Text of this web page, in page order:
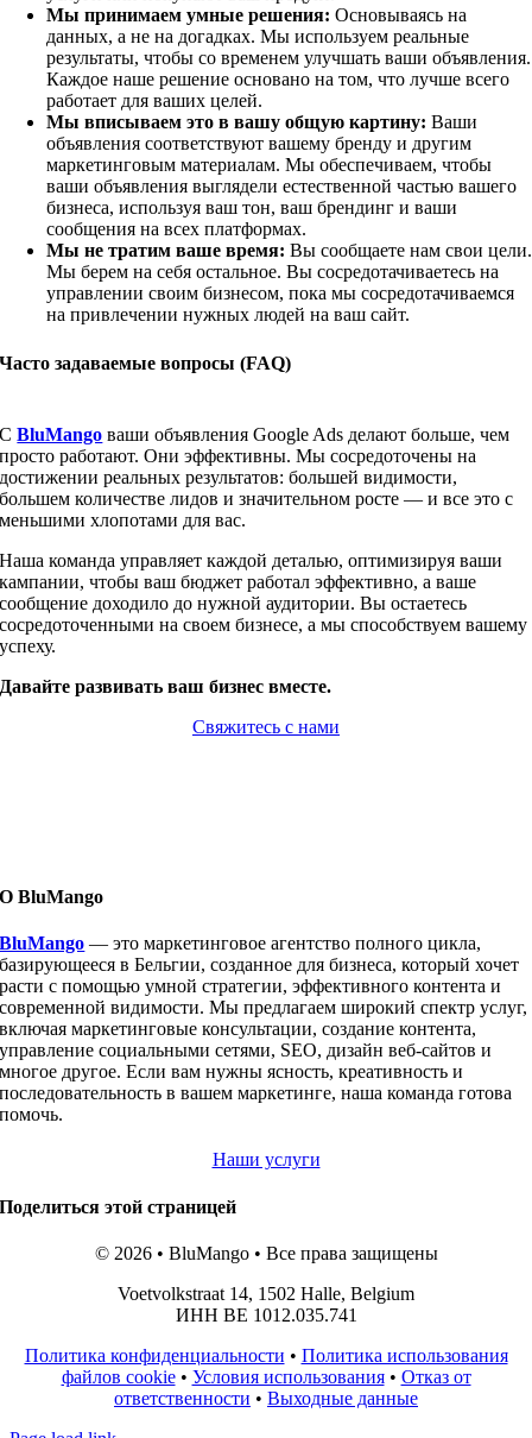
Мы принимаем умные решения: Основываясь на
данных, а не на догадках. Мы используем реальные
результаты, чтобы со временем улучшать ваши объявления.
Каждое наше решение основано на том, что лучше всего
работает для ваших целей.
Мы вписываем это в вашу общую картину: Ваши
объявления соответствуют вашему бренду и другим
маркетинговым материалам. Мы обеспечиваем, чтобы
ваши объявления выглядели естественной частью вашего
бизнеса, используя ваш тон, ваш брендинг и ваши
сообщения на всех платформах.
Мы не тратим ваше время: Вы сообщаете нам свои цели.
Мы берем на себя остальное. Вы сосредотачиваетесь на
управлении своим бизнесом, пока мы сосредотачиваемся
на привлечении нужных людей на ваш сайт.
Часто задаваемые вопросы (FAQ)
СBluMango ваши объявления Google Ads делают больше, чем
просто работают. Они эффективны. Мы сосредоточены на
достижении реальных результатов: большей видимости,
большем количестве лидов и значительном росте — и все это с
меньшими хлопотами для вас.
Наша команда управляет каждой деталью, оптимизируя ваши
кампании, чтобы ваш бюджет работал эффективно, а ваше
сообщение доходило до нужной аудитории. Вы остаетесь
сосредоточенными на своем бизнесе, а мы способствуем вашему
успеху.
Давайте развивать ваш бизнес вместе.
Свяжитесь с нами
О BluMango
BluMango — это маркетинговое агентство полного цикла,
базирующееся в Бельгии, созданное для бизнеса, который хочет
расти с помощью умной стратегии, эффективного контента и
современной видимости. Мы предлагаем широкий спектр услуг,
включая маркетинговые консультации, создание контента,
управление социальными сетями, SEO, дизайн веб-сайтов и
многое другое. Если вам нужны ясность, креативность и
последовательность в вашем маркетинге, наша команда готова
помочь.
Наши услуги
Поделиться этой страницей
© 2026 • BluMango • Все права защищены
Voetvolkstraat 14, 1502 Halle, Belgium
ИНН BE 1012.035.741
Политика конфиденциальности • Политика использования
файлов cookie• Условия использования• Отказ от
ответственности • Выходные данные